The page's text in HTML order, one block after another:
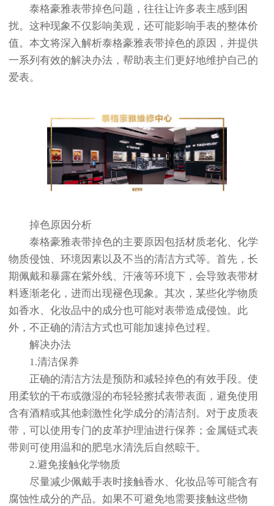
泰格豪雅表带掉色问题，往往让许多表主感到困
扰。这种现象不仅影响美观，还可能影响手表的整体价
值。本文将深入解析泰格豪雅表带掉色的原因，并提供
一系列有效的解决办法，帮助表主们更好地维护自己的
爱表。
掉色原因分析
泰格豪雅表带掉色的主要原因包括材质老化、化学
物质侵蚀、环境因素以及不当的清洁方式等。首先，长
期佩戴和暴露在紫外线、汗液等环境下，会导致表带材
料逐渐老化，进而出现褪色现象。其次，某些化学物质
如香水、化妆品中的成分也可能对表带造成侵蚀。此
外，不正确的清洁方式也可能加速掉色过程。
解决办法
1.清洁保养
正确的清洁方法是预防和减轻掉色的有效手段。使
用柔软的干布或微湿的布轻轻擦拭表带表面，避免使用
含有酒精或其他刺激性化学成分的清洁剂。对于皮质表
带，可以使用专门的皮革护理油进行保养；金属链式表
带则可使用温和的肥皂水清洗后自然晾干。
2.避免接触化学物质
尽量减少佩戴手表时接触香水、化妆品等可能含有
腐蚀性成分的产品。如果不可避免地需要接触这些物